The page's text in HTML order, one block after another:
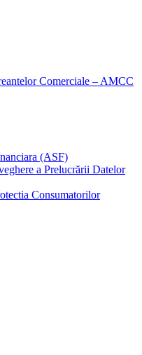
Comerciale – AMCC
(ASF)
a Prelucrării Datelor
Consumatorilor